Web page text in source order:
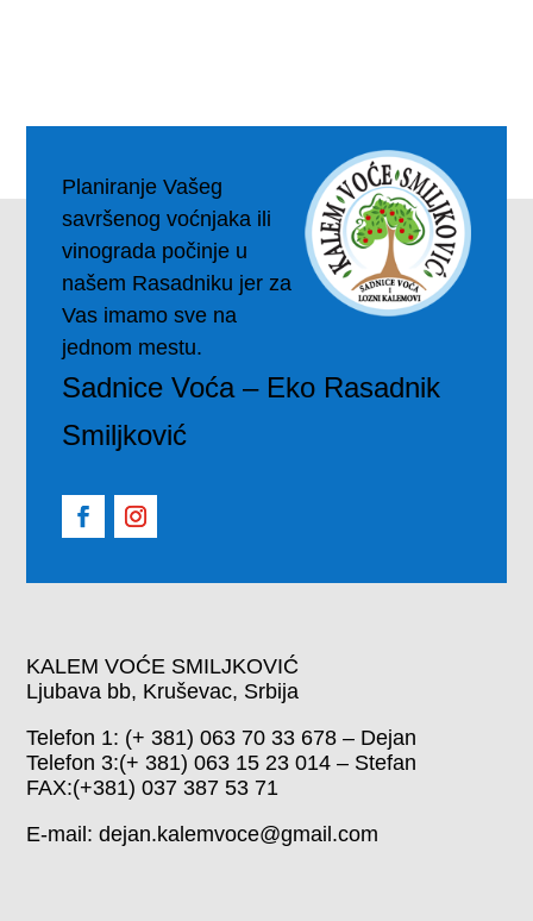
Planiranje Vašeg
savršenog voćnjaka ili
vinograda počinje u
našem Rasadniku jer za
Vas imamo sve na
jednom mestu.
Sadnice Voća – Eko Rasadnik
Smiljković
KALEM VOĆE SMILJKOVIĆ
Ljubava bb, Kruševac, Srbija
Telefon 1: (+ 381) 063 70 33 678 – Dejan
Telefon 3:(+ 381) 063 15 23 014 – Stefan
FAX:(+381) 037 387 53 71
E-mail: dejan.kalemvoce@gmail.com